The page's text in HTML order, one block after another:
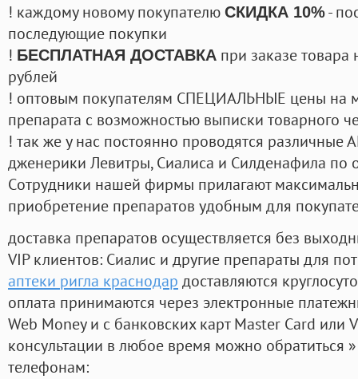
! каждому новому покупателю СКИДКА 10%-
последующие покупки
! БЕСПЛАТНАЯ ДОСТАВКА при заказе
рублей
! оптовым покупателям СПЕЦИАЛЬНЫЕ цены на
препарата с возможностью выписки товарного
! так же у нас постоянно проводятся
дженерики Левитры, Сиалиса и Силденафила по
Cотрудники нашей фирмы прилагают
приобретение препаратов удобным для
доставка препаратов осуществляется без
VIP клиентов: Сиалис и другие препараты для
аптеки ригла краснодар доставляются
оплата принимаются через электронные
Web Money и с банковских карт Master Card или
консультации в любое время можно обратиться
телефонам: